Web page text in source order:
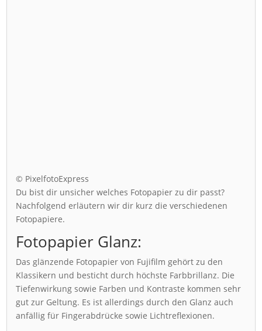
© PixelfotoExpress
Du bist dir unsicher welches Fotopapier zu dir passt?
Nachfolgend erläutern wir dir kurz die verschiedenen
Fotopapiere.
Fotopapier Glanz:
Das glänzende Fotopapier von Fujifilm gehört zu den
Klassikern und besticht durch höchste Farbbrillanz. Die
Tiefenwirkung sowie Farben und Kontraste kommen sehr
gut zur Geltung. Es ist allerdings durch den Glanz auch
anfällig für Fingerabdrücke sowie Lichtreflexionen.